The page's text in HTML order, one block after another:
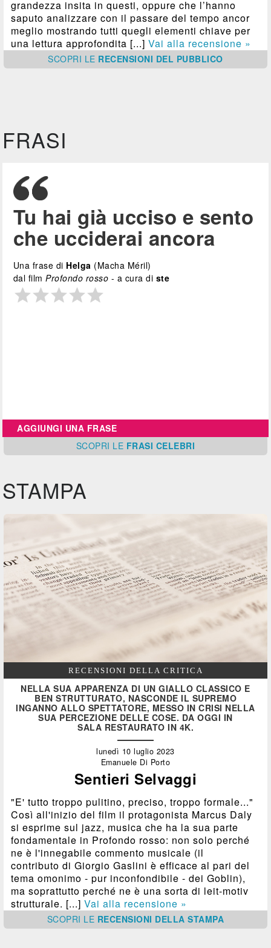
grandezza insita in questi, oppure che l’hanno
saputo analizzare con il passare del tempo ancor
meglio mostrando tutti quegli elementi chiave per
una lettura approfondita [...]Vai alla recensione »
SCOPRI LE RECENSIONI DEL PUBBLICO
FRASI
Tu hai già ucciso e sento
che ucciderai ancora
Una frase di Helga (Macha Méril)
dal filmProfondo rosso - a cura di ste
AGGIUNGI UNA FRASE
SCOPRI LE FRASI CELEBRI
STAMPA
RECENSIONI DELLA CRITICA
NELLA SUA APPARENZA DI UN GIALLO CLASSICO E
BEN STRUTTURATO, NASCONDE IL SUPREMO
INGANNO ALLO SPETTATORE, MESSO IN CRISI NELLA
SUA PERCEZIONE DELLE COSE. DA OGGI IN
SALA RESTAURATO IN 4K.
lunedì 10 luglio 2023
Emanuele Di Porto
Sentieri Selvaggi
"E' tutto troppo pulitino, preciso, troppo formale..."
Così all'inizio del film il protagonista Marcus Daly
si esprime sul jazz, musica che ha la sua parte
fondamentale in Profondo rosso: non solo perché
ne è l'innegabile commento musicale (il
contributo di Giorgio Gaslini è efficace al pari del
tema omonimo - pur inconfondibile - dei Goblin),
ma soprattutto perché ne è una sorta di leit-motiv
strutturale. [...]Vai alla recensione »
SCOPRI LE RECENSIONI DELLA STAMPA